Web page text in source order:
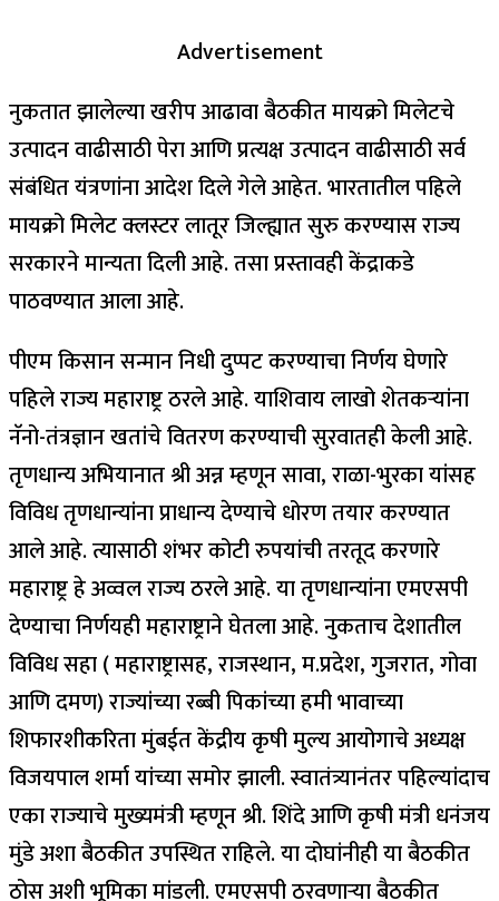
Advertisement
नुकतात झालेल्या खरीप आढावा बैठकीत मायक्रो मिलेटचे
उत्पादन वाढीसाठी पेरा आणि प्रत्यक्ष उत्पादन वाढीसाठी सर्व
संबंधित यंत्रणांना आदेश दिले गेले आहेत. भारतातील पहिले
मायक्रो मिलेट क्लस्टर लातूर जिल्ह्यात सुरु करण्यास राज्य
सरकारने मान्यता दिली आहे. तसा प्रस्तावही केंद्राकडे
पाठवण्यात आला आहे.
पीएम किसान सन्मान निधी दुप्पट करण्याचा निर्णय घेणारे
पहिले राज्य महाराष्ट्र ठरले आहे. याशिवाय लाखो शेतकऱ्यांना
नॅनो-तंत्रज्ञान खतांचे वितरण करण्याची सुरवातही केली आहे.
तृणधान्य अभियानात श्री अन्न म्हणून सावा, राळा-भुरका यांसह
विविध तृणधान्यांना प्राधान्य देण्याचे धोरण तयार करण्यात
आले आहे. त्यासाठी शंभर कोटी रुपयांची तरतूद करणारे
महाराष्ट्र हे अव्वल राज्य ठरले आहे. या तृणधान्यांना एमएसपी
देण्याचा निर्णयही महाराष्ट्राने घेतला आहे. नुकताच देशातील
विविध सहा ( महाराष्ट्रासह, राजस्थान, म.प्रदेश, गुजरात, गोवा
आणि दमण) राज्यांच्या रब्बी पिकांच्या हमी भावाच्या
शिफारशीकरिता मुंबईत केंद्रीय कृषी मुल्य आयोगाचे अध्यक्ष
विजयपाल शर्मा यांच्या समोर झाली. स्वातंत्र्यानंतर पहिल्यांदाच
एका राज्याचे मुख्यमंत्री म्हणून श्री. शिंदे आणि कृषी मंत्री धनंजय
मुंडे अशा बैठकीत उपस्थित राहिले. या दोघांनीही या बैठकीत
ठोस अशी भूमिका मांडली. एमएसपी ठरवणाऱ्या बैठकीत